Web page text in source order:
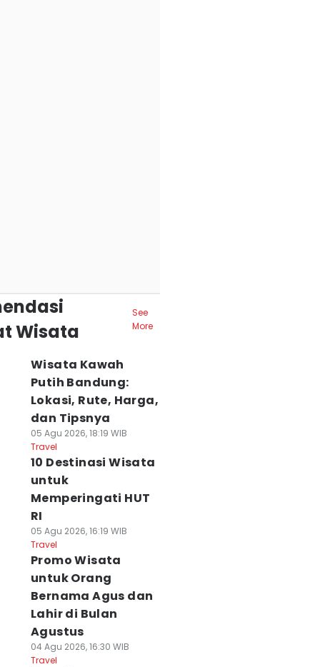
Wisata
See
More
Wisata Kawah
Putih Bandung:
Lokasi, Rute, Harga,
dan Tipsnya
05 Agu 2026, 18:19 WIB
Travel
10 Destinasi Wisata
untuk
Memperingati HUT
RI
05 Agu 2026, 16:19 WIB
Travel
Promo Wisata
untuk Orang
Bernama Agus dan
Lahir di Bulan
Agustus
04 Agu 2026, 16:30 WIB
Travel